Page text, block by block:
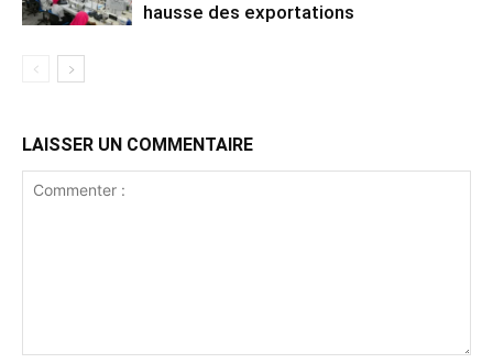
hausse des exportations
LAISSER UN COMMENTAIRE